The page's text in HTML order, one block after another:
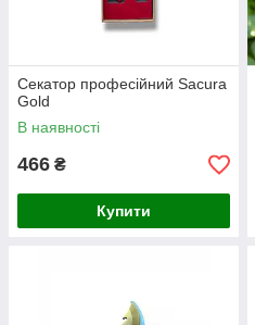
Секатор професійний Sacura
Gold
В наявності
466 ₴
Купити